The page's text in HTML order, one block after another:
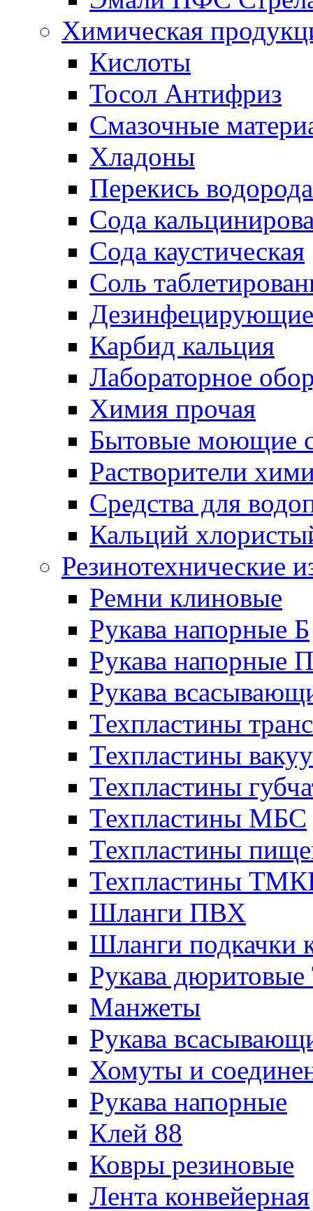
Химическая
Кислоты
Тосол Антифриз
Смазочные
Хладоны
Перекись водорода
Сода
Сода каустическая
Соль
Дезинфецирующие
Карбид кальция
Лабораторное
Химия прочая
Бытовые моющие
Растворители
Средства для
Кальций
Резинотехнические
Ремни клиновые
Рукава напорные Б
Рукава напорные П
Рукава
Техпластины
Техпластины
Техпластины
Техпластины МБС
Техпластины
Техпластины
Шланги ПВХ
Шланги подкачки
Рукава
Манжеты
Рукава
Хомуты и
Рукава напорные
Клей 88
Ковры резиновые
Лента конвейерная